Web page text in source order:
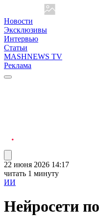
Новости
Эксклюзивы
Интервью
Статьи
MASHNEWS TV
Реклама
22 июня 2026 14:17
читать 1 минуту
ИИ
Нейросети